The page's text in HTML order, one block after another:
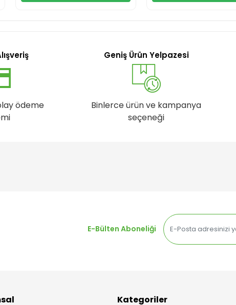
ödeme
Geniş Ürün Yelpazesi
Binlerce ürün ve kampanya
seçeneği
E-Bülten Aboneliği
Kategoriler